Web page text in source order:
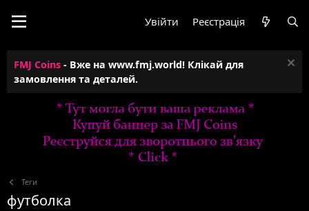
Увійти Реєстрація
FMJ Coins - Вже на www.fmj.world! Клікай для
замовлення та деталей.
Теги
футболка